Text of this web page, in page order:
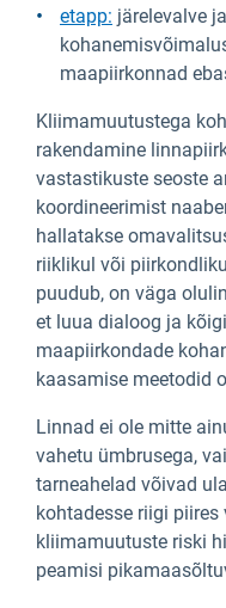
etapp: järelevalve
maapiirkonnad
Kliimamuutustega
rakendamine
vastastikuste seoste
koordineerimist
hallatakse
riiklikul või
puudub, on väga
et luua dialoog ja
maapiirkondade
kaasamise meetodid
Linnad ei ole mitte
vahetu ümbrusega,
tarneahelad võivad
kohtadesse riigi
kliimamuutuste riski
peamisi